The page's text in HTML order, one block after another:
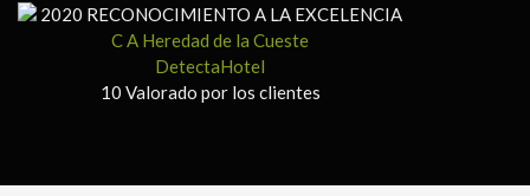
2020 RECONOCIMIENTO A LA EXCELENCIA
C A Heredad de la Cueste
DetectaHotel
10 Valorado por los clientes